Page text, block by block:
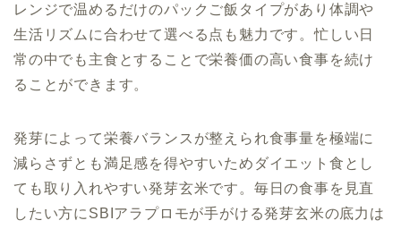
レンジで温めるだけのパックご飯タイプがあり体調や
生活リズムに合わせて選べる点も魅力です。忙しい日
常の中でも主食とすることで栄養価の高い食事を続け
ることができます。
発芽によって栄養バランスが整えられ食事量を極端に
減らさずとも満足感を得やすいためダイエット食とし
ても取り入れやすい発芽玄米です。毎日の食事を見直
したい方に SBIアラプロモが手がける発芽玄米の底力は